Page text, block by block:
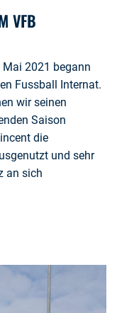
VFB
2021 begann
Fussball Internat.
wir seinen
Saison
die
und sehr
an sich